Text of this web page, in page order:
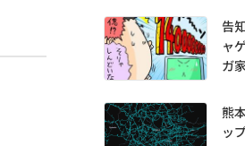
告
ャ
ガ
熊
ッ